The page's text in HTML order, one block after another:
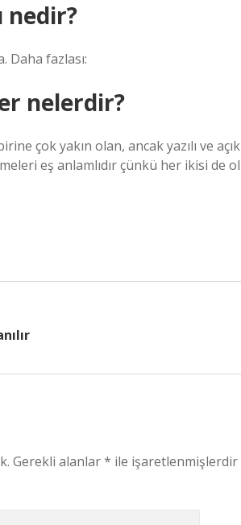
nedir?
Daha fazlası:
nelerdir?
çok yakın olan, ancak yazılı ve
eş anlamlıdır çünkü her ikisi de
Gerekli alanlar* ile işaretlenmişlerdir